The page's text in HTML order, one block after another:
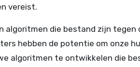
vereist.
algoritmen die bestand zijn tegen
hebben de potentie om onze
algoritmen te ontwikkelen die